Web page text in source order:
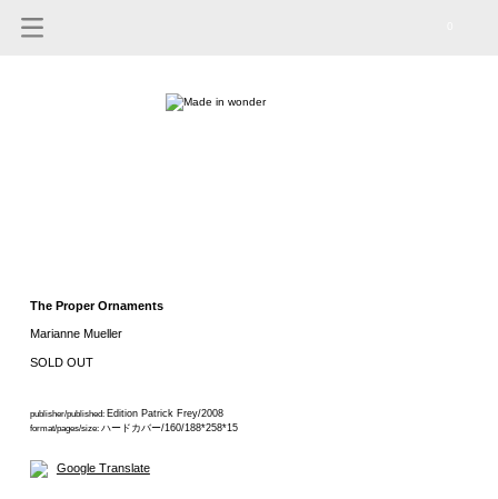
The Proper Ornaments
Marianne Mueller
SOLD OUT
publisher/published: Edition Patrick Frey/2008
format/pages/size: ハードカバー/160/188*258*15
Google Translate